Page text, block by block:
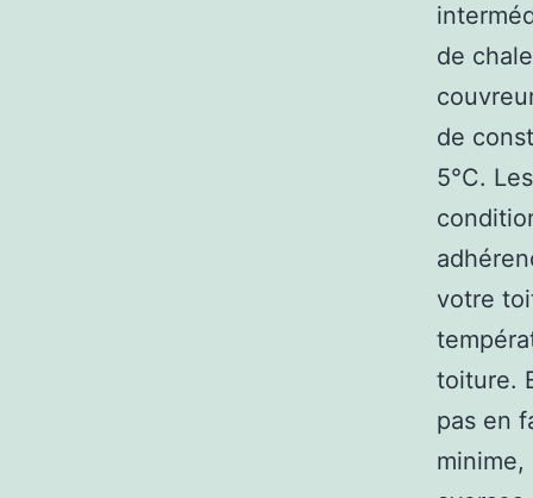
de
de
5°C.
votre
toiture.
pas en
minime,